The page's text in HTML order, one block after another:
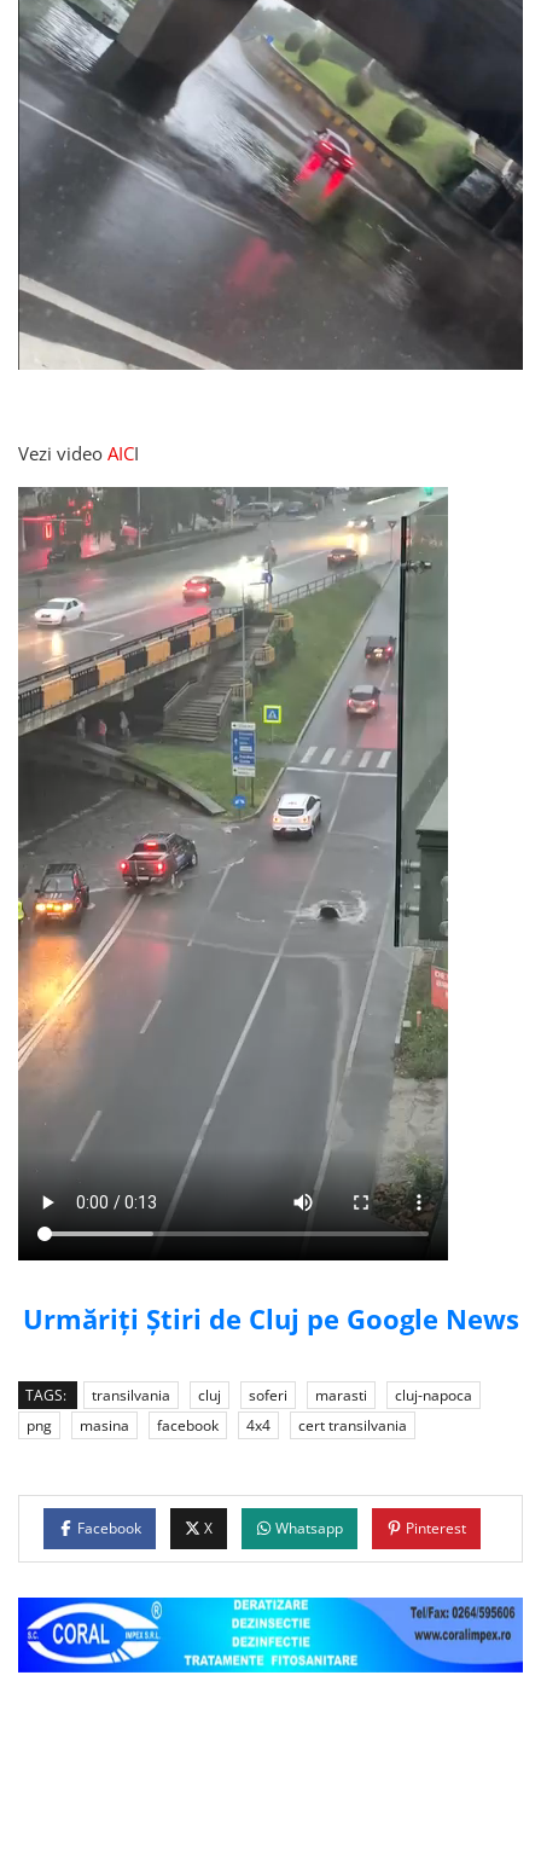
Vezi video AICI
Urmăriți Știri de Cluj pe Google News
TAGS: transilvania cluj soferi marasti
cluj-napoca
png
masina facebook 4x4 cert transilvania
Facebook X Whatsapp Pinterest